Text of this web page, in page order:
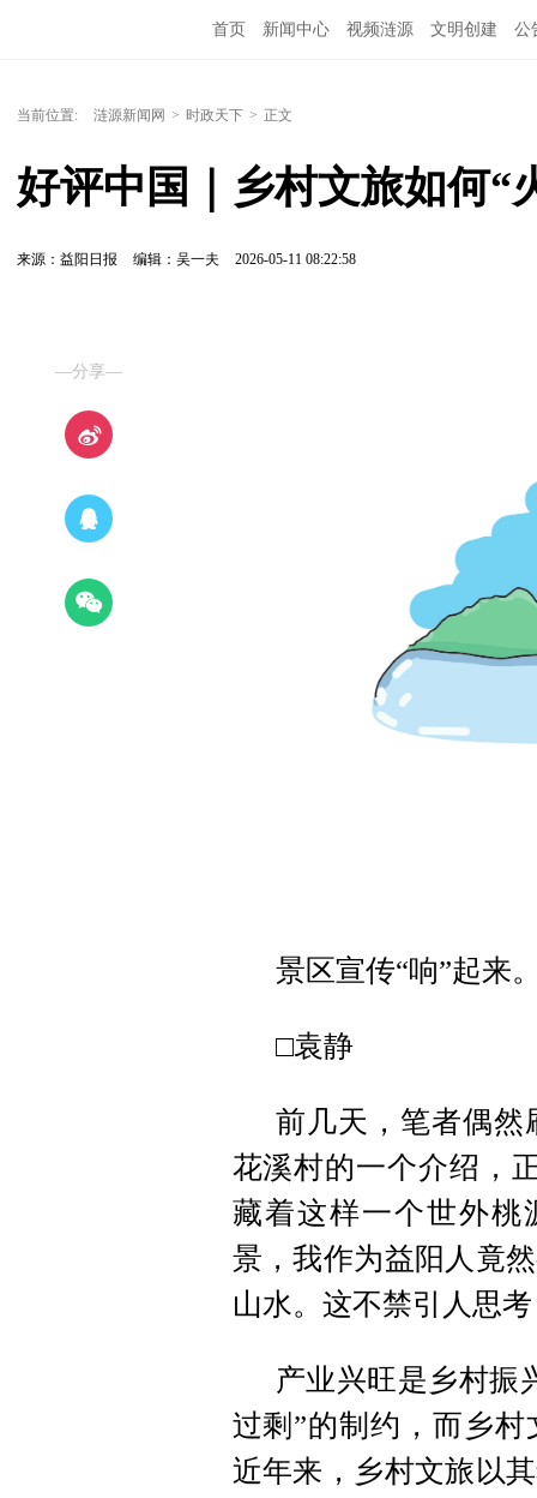
首页 新闻中心 视频涟源 文明创建 公
当前位置: 涟源新闻网 > 时政天下 > 正文
好评中国｜乡村文旅如何“
来源：益阳日报 编辑：吴一夫 2026-05-11 08:22:58
—分享—
景区宣传“响”起来
□袁静
前几天，笔者偶然
花溪村的一个介绍，
藏着这样一个世外桃
景，我作为益阳人竟
山水。这不禁引人思
产业兴旺是乡村振
过剩”的制约，而乡
近年来，乡村文旅以